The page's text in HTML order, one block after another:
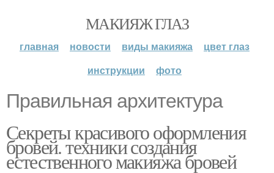
МАКИЯЖ ГЛАЗ
главная новости виды макияжа
цвет глаз
инструкции
фото
Правильная архитектура
Секреты красивого оформления
бровей. техники создания
естественного макияжа бровей